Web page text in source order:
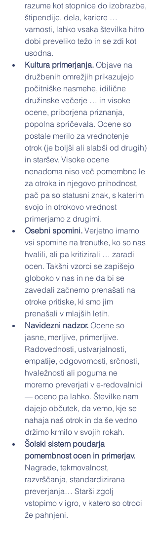
razume kot stopnice do izobrazbe,
štipendije, dela, kariere …
varnosti, lahko vsaka številka hitro
dobi preveliko težo in se zdi kot
usodna.
Kultura primerjanja. Objave na
družbenih omrežjih prikazujejo
počitniške nasmehe, idilične
družinske večerje … in visoke
ocene, priborjena priznanja,
popolna spričevala. Ocene so
postale merilo za vrednotenje
otrok (je boljši ali slabši od drugih)
in staršev. Visoke ocene
nenadoma niso več pomembne le
za otroka in njegovo prihodnost,
pač pa so statusni znak, s katerim
svojo in otrokovo vrednost
primerjamo z drugimi.
Osebni spomini. Verjetno imamo
vsi spomine na trenutke, ko so nas
hvalili, ali pa kritizirali … zaradi
ocen. Takšni vzorci se zapišejo
globoko v nas in ne da bi se
zavedali začnemo prenašati na
otroke pritiske, ki smo jim
prenašali v mlajših letih.
Navidezni nadzor. Ocene so
jasne, merljive, primerljive.
Radovednosti, ustvarjalnosti,
empatije, odgovornosti, srčnosti,
hvaležnosti ali poguma ne
moremo preverjati v e-redovalnici
— oceno pa lahko. Številke nam
dajejo občutek, da vemo, kje se
nahaja naš otrok in da še vedno
držimo krmilo v svojih rokah.
Šolski sistem poudarja
pomembnost ocen in primerjav.
Nagrade, tekmovalnost,
razvrščanja, standardizirana
preverjanja… Starši zgolj
vstopimo v igro, v katero so otroci
že pahnjeni.